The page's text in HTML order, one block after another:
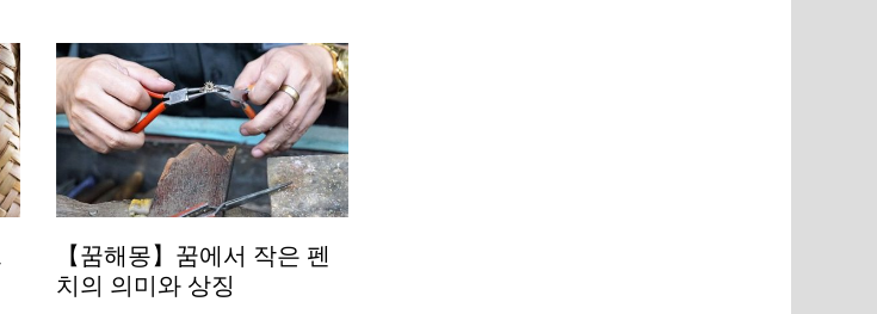
【꿈해몽】꿈에서 작은 펜
치의 의미와 상징